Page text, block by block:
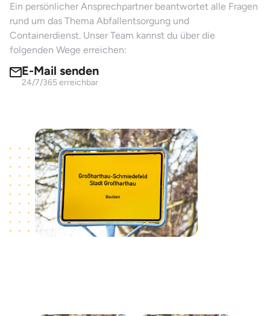
Ein persönlicher Ansprechpartner beantwortet alle Fragen
rund um das Thema Abfallentsorgung und
Containerdienst. Unser Team kannst du über die
folgenden Wege erreichen:
E-Mail senden
24/7/365 erreichbar